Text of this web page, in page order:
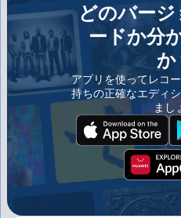
どのバー
ードか分
か
アプリを使ってレコ
持ちの正確なエディ
まし